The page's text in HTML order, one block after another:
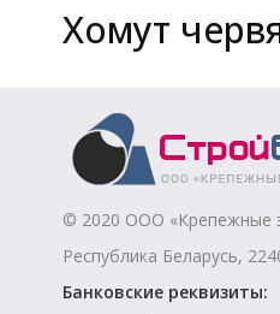
Хомут
© 2020 ООО «Крепежные
Республика Беларусь,
Банковские реквизиты: